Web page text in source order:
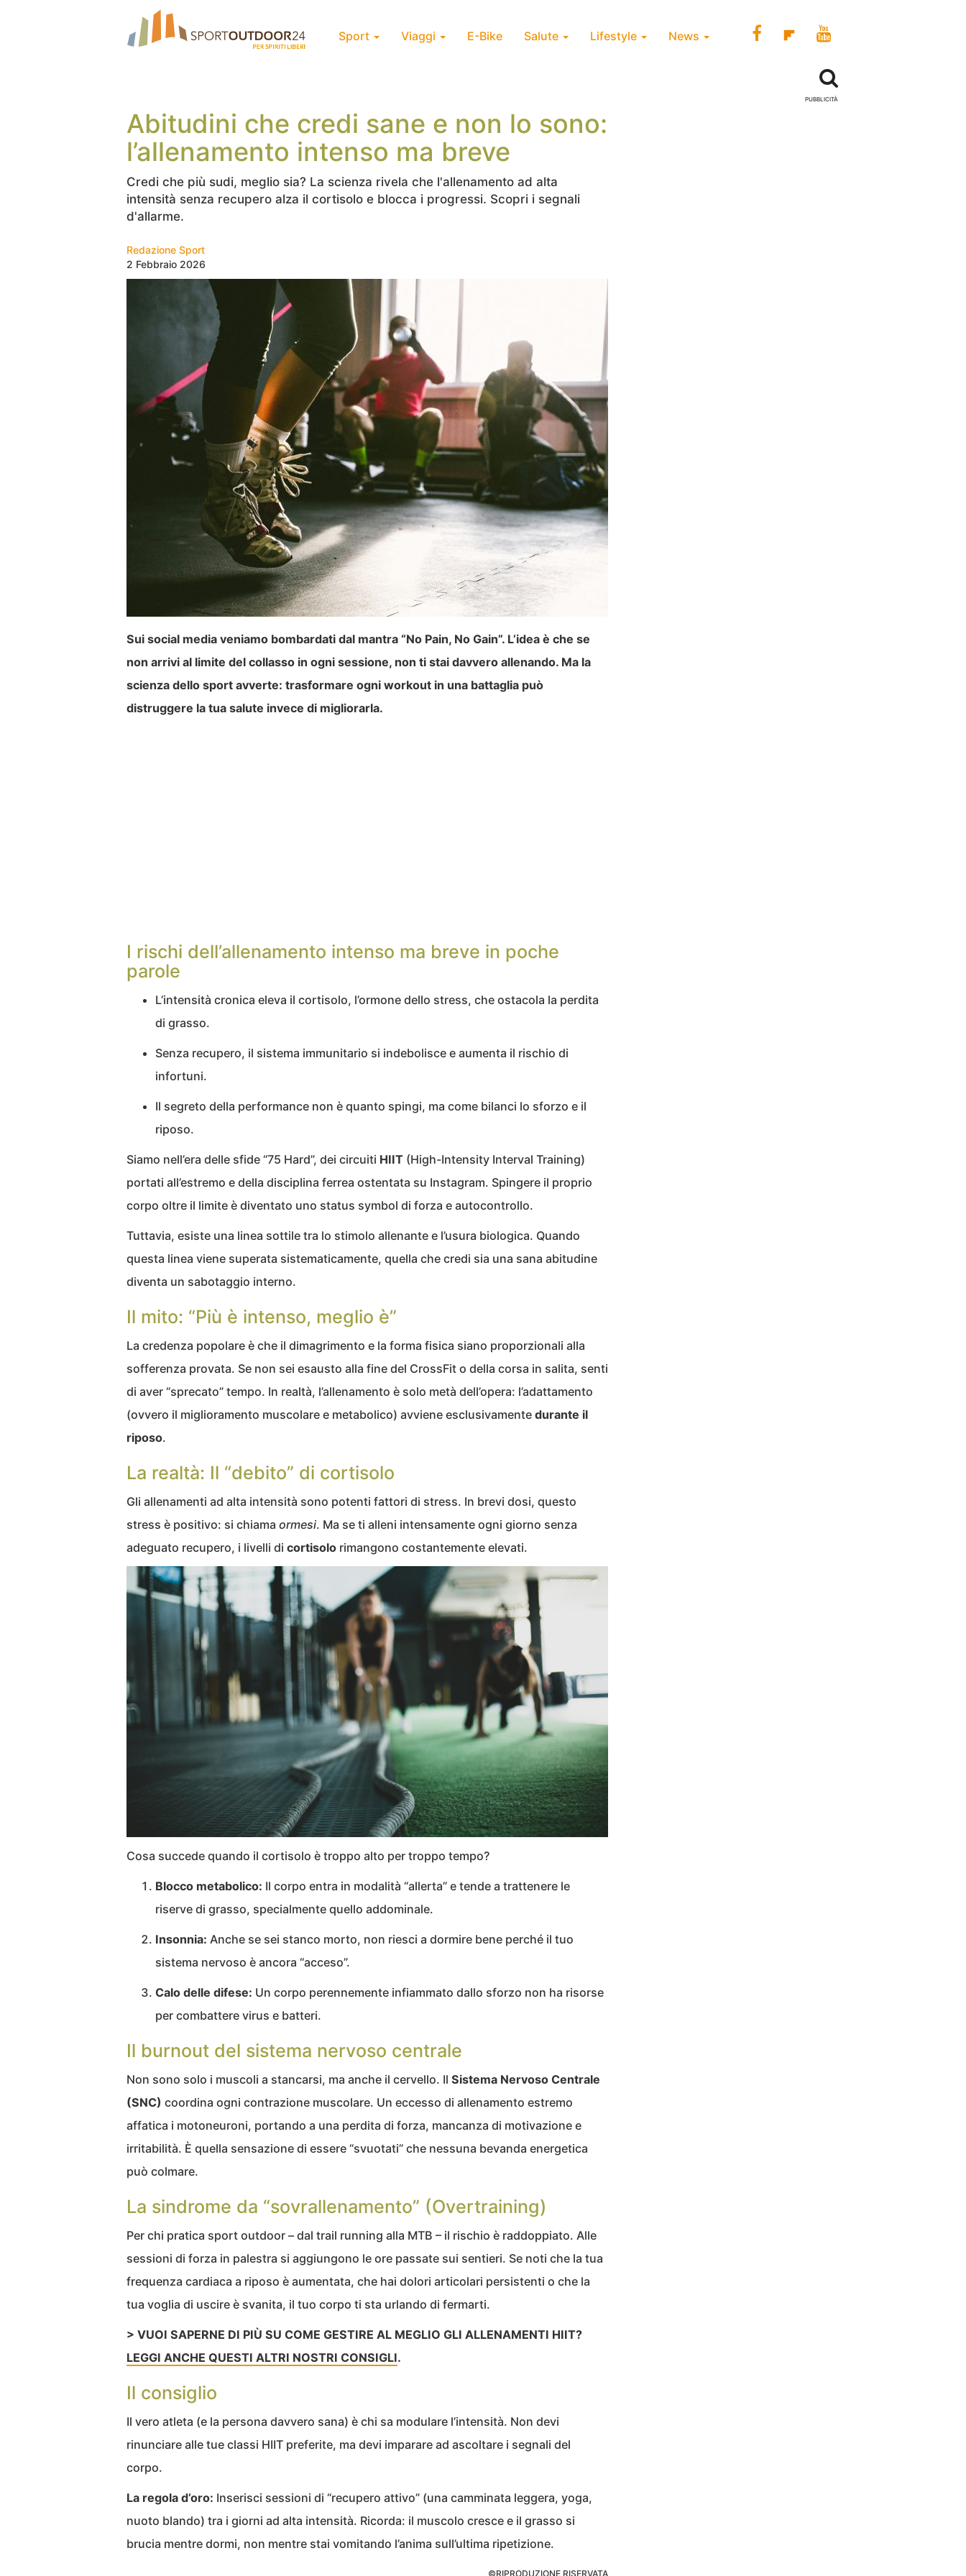
Sport Viaggi E-Bike Salute Lifestyle News
Abitudini che credi sane e non lo sono:
l’allenamento intenso ma breve
Credi che più sudi, meglio sia? La scienza rivela che l'allenamento ad alta
intensità senza recupero alza il cortisolo e blocca i progressi. Scopri i segnali
d'allarme.
Redazione Sport
2 Febbraio 2026
Sui social media veniamo bombardati dal mantra “No Pain, No Gain”. L’idea è che se
non arrivi al limite del collasso in ogni sessione, non ti stai davvero allenando. Ma la
scienza dello sport avverte: trasformare ogni workout in una battaglia può
distruggere la tua salute invece di migliorarla.
I rischi dell’allenamento intenso ma breve in poche
parole
L’intensità cronica eleva il cortisolo, l’ormone dello stress, che ostacola la perdita
di grasso.
Senza recupero, il sistema immunitario si indebolisce e aumenta il rischio di
infortuni.
Il segreto della performance non è quanto spingi, ma come bilanci lo sforzo e il
riposo.
Siamo nell’era delle sfide “75 Hard”, dei circuiti HIIT (High-Intensity Interval Training)
portati all’estremo e della disciplina ferrea ostentata su Instagram. Spingere il proprio
corpo oltre il limite è diventato uno status symbol di forza e autocontrollo.
Tuttavia, esiste una linea sottile tra lo stimolo allenante e l’usura biologica. Quando
questa linea viene superata sistematicamente, quella che credi sia una sana abitudine
diventa un sabotaggio interno.
Il mito: “Più è intenso, meglio è”
La credenza popolare è che il dimagrimento e la forma fisica siano proporzionali alla
sofferenza provata. Se non sei esausto alla fine del CrossFit o della corsa in salita, senti
di aver “sprecato” tempo. In realtà, l’allenamento è solo metà dell’opera: l’adattamento
(ovvero il miglioramento muscolare e metabolico) avviene esclusivamente durante il
riposo.
La realtà: Il “debito” di cortisolo
Gli allenamenti ad alta intensità sono potenti fattori di stress. In brevi dosi, questo
stress è positivo: si chiama ormesi. Ma se ti alleni intensamente ogni giorno senza
adeguato recupero, i livelli di cortisolo rimangono costantemente elevati.
Cosa succede quando il cortisolo è troppo alto per troppo tempo?
Blocco metabolico: Il corpo entra in modalità “allerta” e tende a trattenere le
riserve di grasso, specialmente quello addominale.
Insonnia: Anche se sei stanco morto, non riesci a dormire bene perché il tuo
sistema nervoso è ancora “acceso”.
Calo delle difese: Un corpo perennemente infiammato dallo sforzo non ha risorse
per combattere virus e batteri.
Il burnout del sistema nervoso centrale
Non sono solo i muscoli a stancarsi, ma anche il cervello. Il Sistema Nervoso Centrale
(SNC) coordina ogni contrazione muscolare. Un eccesso di allenamento estremo
affatica i motoneuroni, portando a una perdita di forza, mancanza di motivazione e
irritabilità. È quella sensazione di essere “svuotati” che nessuna bevanda energetica
può colmare.
La sindrome da “sovrallenamento” (Overtraining)
Per chi pratica sport outdoor – dal trail running alla MTB – il rischio è raddoppiato. Alle
sessioni di forza in palestra si aggiungono le ore passate sui sentieri. Se noti che la tua
frequenza cardiaca a riposo è aumentata, che hai dolori articolari persistenti o che la
tua voglia di uscire è svanita, il tuo corpo ti sta urlando di fermarti.
> VUOI SAPERNE DI PIÙ SU COME GESTIRE AL MEGLIO GLI ALLENAMENTI HIIT?
LEGGI ANCHE QUESTI ALTRI NOSTRI CONSIGLI.
Il consiglio
Il vero atleta (e la persona davvero sana) è chi sa modulare l’intensità. Non devi
rinunciare alle tue classi HIIT preferite, ma devi imparare ad ascoltare i segnali del
corpo.
La regola d’oro: Inserisci sessioni di “recupero attivo” (una camminata leggera, yoga,
nuoto blando) tra i giorni ad alta intensità. Ricorda: il muscolo cresce e il grasso si
brucia mentre dormi, non mentre stai vomitando l’anima sull’ultima ripetizione.
©RIPRODUZIONE RISERVATA
PUBBLICITÀ